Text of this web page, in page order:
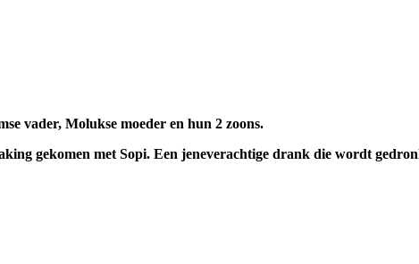
vader, Molukse moeder en hun 2 zoons.
gekomen met Sopi. Een jeneverachtige drank die wordt